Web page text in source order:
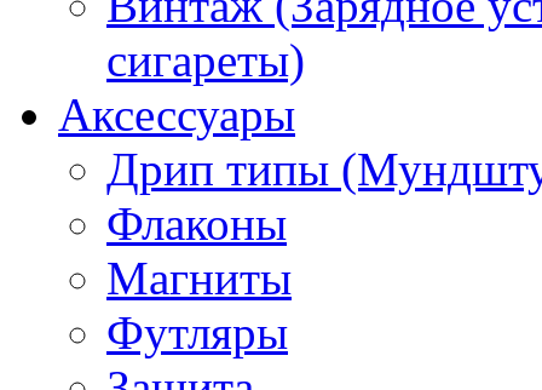
сигареты)
Аксессуары
Дрип типы
Флаконы
Магниты
Футляры